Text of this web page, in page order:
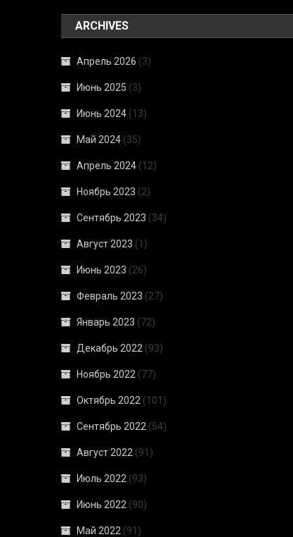
ARCHIVES
Апрель 2026 (3)
Июнь 2025 (3)
Июнь 2024 (13)
Май 2024 (35)
Апрель 2024 (12)
Ноябрь 2023 (2)
Сентябрь 2023 (34)
Август 2023 (1)
Июнь 2023 (26)
Февраль 2023 (27)
Январь 2023 (72)
Декабрь 2022 (93)
Ноябрь 2022 (77)
Октябрь 2022 (101)
Сентябрь 2022 (54)
Август 2022 (91)
Июль 2022 (93)
Июнь 2022 (90)
Май 2022 (91)